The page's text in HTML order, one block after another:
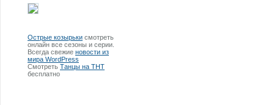
Острые козырьки смотреть
онлайн все сезоны и серии.
Всегда свежие новости из
мира WordPress
Смотреть Танцы на ТНТ
бесплатно